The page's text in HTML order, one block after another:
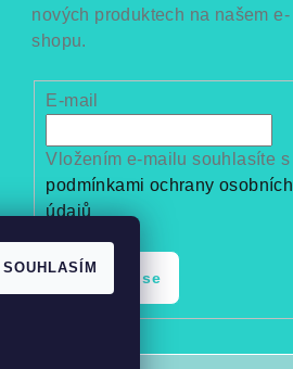
SOUHLASÍM
nových produktech na našem e-
shopu.
E-mail
Vložením e-mailu souhlasíte s
podmínkami ochrany osobních
údajů
Přihlásit se